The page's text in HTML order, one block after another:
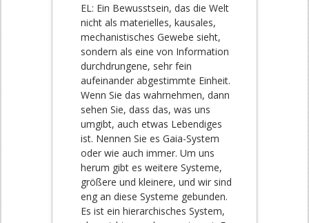
EL: Ein Bewusstsein, das die Welt
nicht als materielles, kausales,
mechanistisches Gewebe sieht,
sondern als eine von Information
durchdrungene, sehr fein
aufeinander abgestimmte Einheit.
Wenn Sie das wahrnehmen, dann
sehen Sie, dass das, was uns
umgibt, auch etwas Lebendiges
ist. Nennen Sie es Gaia-System
oder wie auch immer. Um uns
herum gibt es weitere Systeme,
größere und kleinere, und wir sind
eng an diese Systeme gebunden.
Es ist ein hierarchisches System,